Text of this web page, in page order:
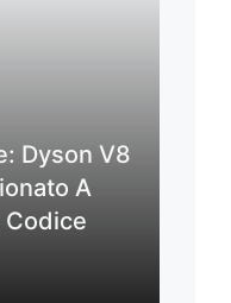
Dyson V8
A
Codice